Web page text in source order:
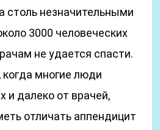
столь незначительными
3000 человеческих
не удается спасти.
когда многие люди
и далеко от врачей,
отличать аппендицит